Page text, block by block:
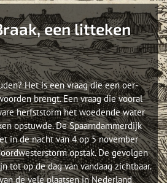
een litteken
Het is een vraag die een oer-
brengt. Een vraag die vooral
herfststorm het woedende water
opstuwde. De Spaarndammerdijk
in de nacht van 4 op 5 november
opstak. De gevolgen
tot op de dag van vandaag zichtbaar.
de vele plaatsen in Nederland